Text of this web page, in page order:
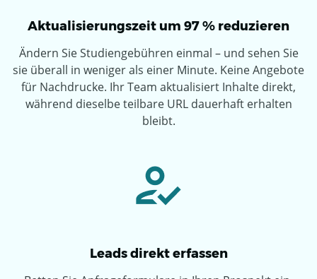
Aktualisierungszeit um 97 % reduzieren
Ändern Sie Studiengebühren einmal – und sehen Sie
sie überall in weniger als einer Minute. Keine Angebote
für Nachdrucke. Ihr Team aktualisiert Inhalte direkt,
während dieselbe teilbare URL dauerhaft erhalten
bleibt.
Leads direkt erfassen